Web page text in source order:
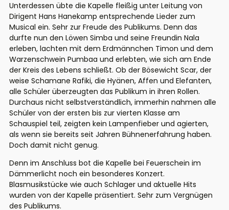
Unterdessen übte die Kapelle fleißig unter Leitung von
Dirigent Hans Hanekamp entsprechende Lieder zum
Musical ein. Sehr zur Freude des Publikums. Denn das
durfte nun den Löwen Simba und seine Freundin Nala
erleben, lachten mit dem Erdmännchen Timon und dem
Warzenschwein Pumbaa und erlebten, wie sich am Ende
der Kreis des Lebens schließt. Ob der Bösewicht Scar, der
weise Schamane Rafiki, die Hyänen, Affen und Elefanten,
alle Schüler überzeugten das Publikum in ihren Rollen.
Durchaus nicht selbstverständlich, immerhin nahmen alle
Schüler von der ersten bis zur vierten Klasse am
Schauspiel teil, zeigten kein Lampenfieber und agierten,
als wenn sie bereits seit Jahren Bühnenerfahrung haben.
Doch damit nicht genug.
Denn im Anschluss bot die Kapelle bei Feuerschein im
Dämmerlicht noch ein besonderes Konzert.
Blasmusikstücke wie auch Schlager und aktuelle Hits
wurden von der Kapelle präsentiert. Sehr zum Vergnügen
des Publikums.